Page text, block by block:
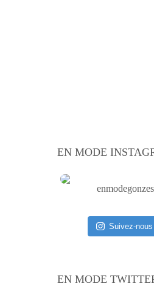
EN MODE
Suivez-
EN MODE